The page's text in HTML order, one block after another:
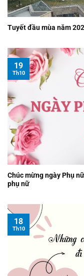
Tuyết đầu mùa năm
Chúc mừng ngày Phụ
phụ nữ
19
Th10
18
Th10